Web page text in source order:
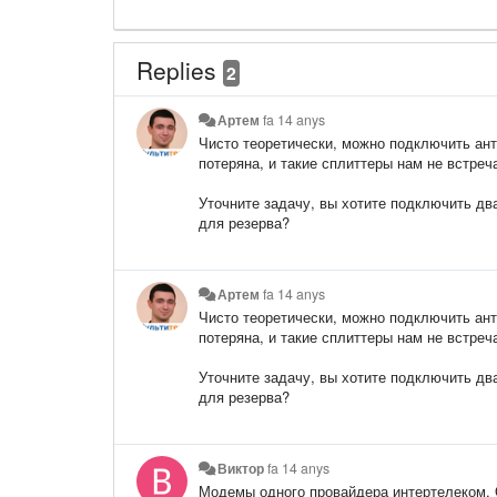
Replies 2
Артем fa 14 anys
Чисто теоретически, можно подключить
потеряна, и такие сплиттеры нам не
Уточните задачу, вы хотите подключить
для резерва?
Артем fa 14 anys
Чисто теоретически, можно подключить
потеряна, и такие сплиттеры нам не
Уточните задачу, вы хотите подключить
для резерва?
Викторfa 14 anys
Модемы одного провайдера